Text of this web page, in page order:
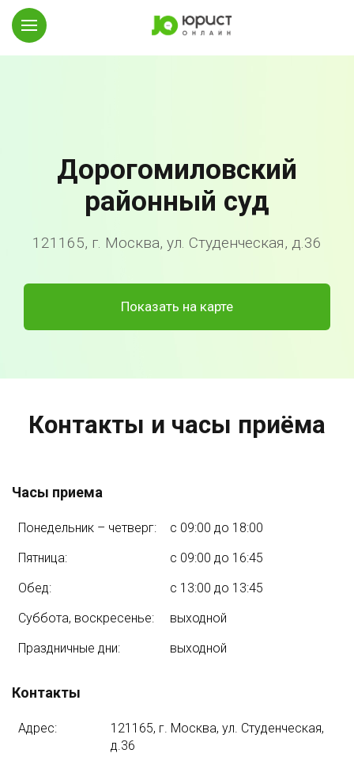
Дорогомиловский
районный суд
121165, г. Москва, ул. Студенческая, д.36
Показать на карте
Контакты и часы приёма
Часы приема
Понедельник – четверг:
с 09:00 до 18:00
Пятница:
с 09:00 до 16:45
Обед:
с 13:00 до 13:45
Суббота, воскресенье:
выходной
Праздничные дни:
выходной
Контакты
Адрес:
121165, г. Москва, ул. Студенческая,
д.36